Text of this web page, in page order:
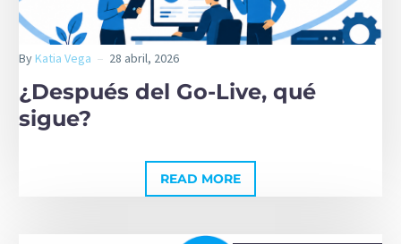
ByKatia Vega 28 abril, 2026
¿Después del Go-Live, qué
sigue?
READ MORE